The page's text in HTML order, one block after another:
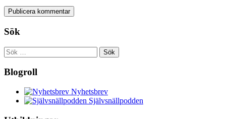
Sök
Sök
efter:
Blogroll
Nyhetsbrev
Självsnällpodden